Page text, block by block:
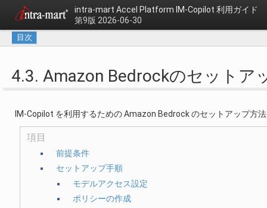
intra-mart Accel Platform IM-Copilot 利用ガイド
第9版 2026-06-30
目次
4.3. Amazon Bedrockのセットア
IM-Copilot を利用するための Amazon Bedrock のセットアップ方
項目
前提条件
セットアップ手順
モデルアクセス設定
ポリシーの作成